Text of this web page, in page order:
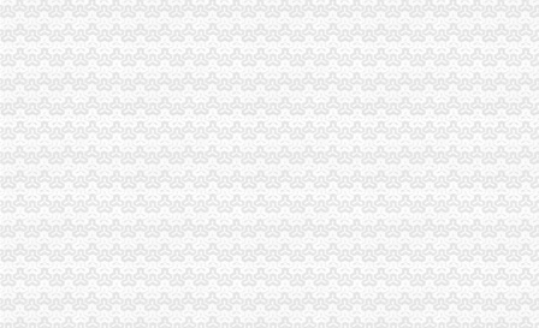
廊坊合资银行招聘_廊坊合资招聘银行信息_求职找工作-廊坊智联招聘
【宜春移动互联网开发招聘网_移动互联网开发招聘信息】-宜春智联
重庆证件挂失登报重庆证件遗失登报重庆证件丢失登报公司注销公
高指导案例58号：成都同德福合川桃片有限公司诉重庆市
重庆希尔顿知名女艺人提供服务-聚焦-铁社区
重庆泰丰粮油有限责任公司等279张食品生产许可证被注销_头条新闻网
公司注销决议书_公司清算_中顾律网
无标题
重庆市工商管理局公众信息网
注销分公司的决议应该怎么写？_商业文书_报告_天涯问答_天涯社区
朝注销公司注销税务时工商有异常税务有罚款怎么办-91股票网
中国数据商城网提供大中型苏州企业页,包括苏州国有企业、民营企
重庆市沙坪坝区烟草专卖局2017年10月许可证注销信息公示（1）-重